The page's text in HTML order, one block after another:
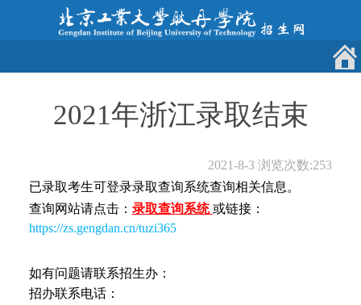
2021年浙江录取结束
2021-8-3浏览次数:253
已录取考生可登录录取查询系统查询相关信息。
查询网站请点击： 录取查询系统 或链接：
https://zs.gengdan.cn/tuzi365
如有问题请联系招生办：
招办联系电话：